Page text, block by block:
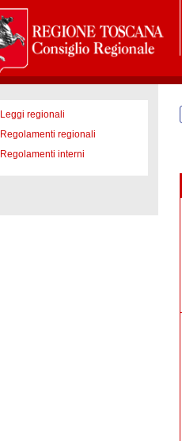
Leggi regionali
Regolamenti regionali
Regolamenti interni